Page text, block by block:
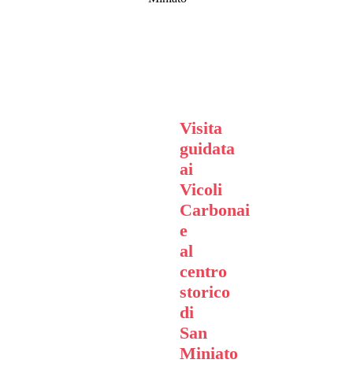
Visita
guidata
ai
Vicoli
Carbonai
e
al
centro
storico
di
San
Miniato